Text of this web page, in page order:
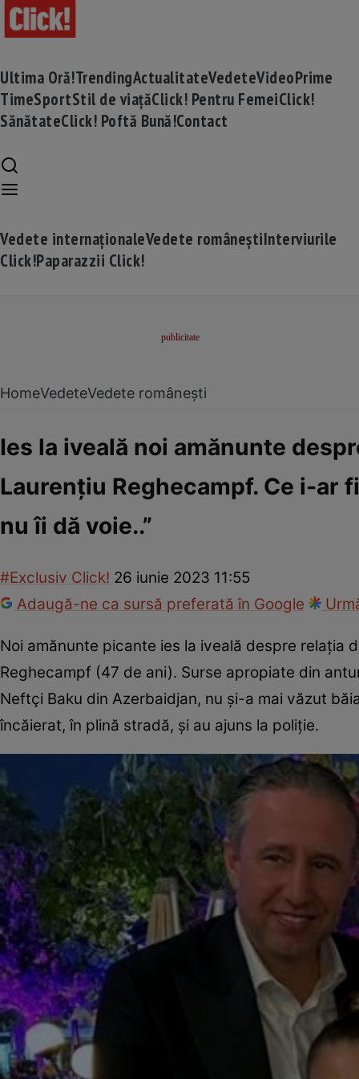
Ultima Oră!TrendingActualitateVedeteVideoPrime
TimeSportStil de viațăClick! Pentru FemeiClick!
SănătateClick! Poftă Bună!Contact
Vedete internaționaleVedete româneștiInterviurile
Click!Paparazzii Click!
HomeVedeteVedete românești
Ies la iveală noi amănunte
Laurențiu Reghecampf. Ce i-ar
nu îi dă voie..”
#Exclusiv Click! 26 iunie 2023 11:55
Adaugă-ne ca sursă preferată în Google
Noi amănunte picante ies la iveală despre relația
Reghecampf (47 de ani). Surse apropiate din
Neftçi Baku din Azerbaidjan, nu și-a mai văzut
încăierat, în plină stradă, și au ajuns la poliție.